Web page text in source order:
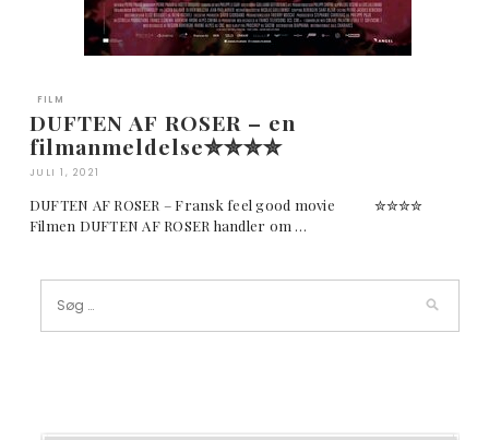
FILM
DUFTEN AF ROSER – en
filmanmeldelse✮✮✮✮
JULI 1, 2021
DUFTEN AF ROSER – Fransk feel good movie ✮✮✮✮
Filmen DUFTEN AF ROSER handler om …